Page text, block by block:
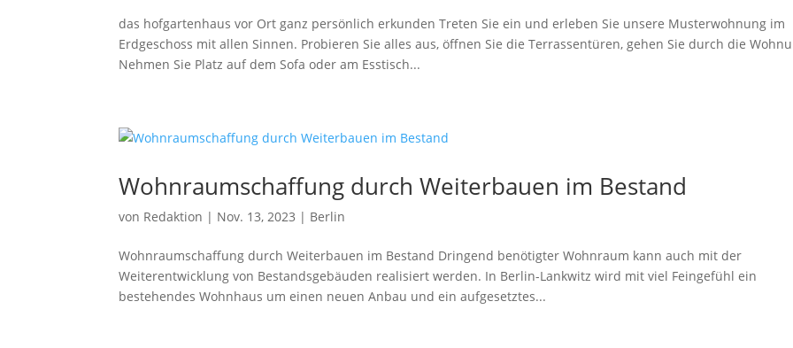
das hofgartenhaus vor Ort ganz persönlich erkunden Treten Sie ein und erleben Sie unsere Musterwohnung im
Erdgeschoss mit allen Sinnen. Probieren Sie alles aus, öffnen Sie die Terrassentüren, gehen Sie durch die
Nehmen Sie Platz auf dem Sofa oder am Esstisch...
Wohnraumschaffung durch Weiterbauen im Bestand
von Redaktion | Nov. 13, 2023 | Berlin
Wohnraumschaffung durch Weiterbauen im Bestand Dringend benötigter Wohnraum kann auch mit der
Weiterentwicklung von Bestandsgebäuden realisiert werden. In Berlin-Lankwitz wird mit viel Feingefühl ein
bestehendes Wohnhaus um einen neuen Anbau und ein aufgesetztes...